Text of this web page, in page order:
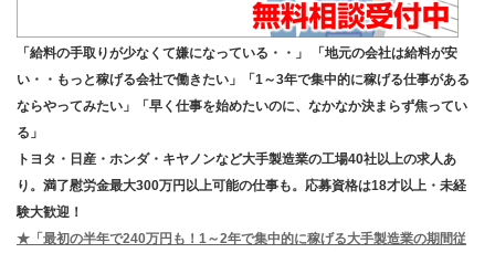
「給料の手取りが少なくて嫌になっている・・」 「地元の会社は給料が安
い・・もっと稼げる会社で働きたい」「1～3年で集中的に稼げる仕事がある
ならやってみたい」「早く仕事を始めたいのに、なかなか決まらず焦ってい
る」
トヨタ・日産・ホンダ・キヤノンなど大手製造業の工場40社以上の求人あ
り。満了慰労金最大300万円以上可能の仕事も。応募資格は18才以上・未経
験大歓迎！
★「最初の半年で240万円も！1～2年で集中的に稼げる大手製造業の期間従